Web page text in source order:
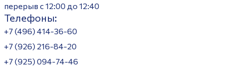
перерыв с 12:00 до 12:40
Телефоны:
+7 (496) 414-36-60
+7 (926) 216-84-20
+7 (925) 094-74-46